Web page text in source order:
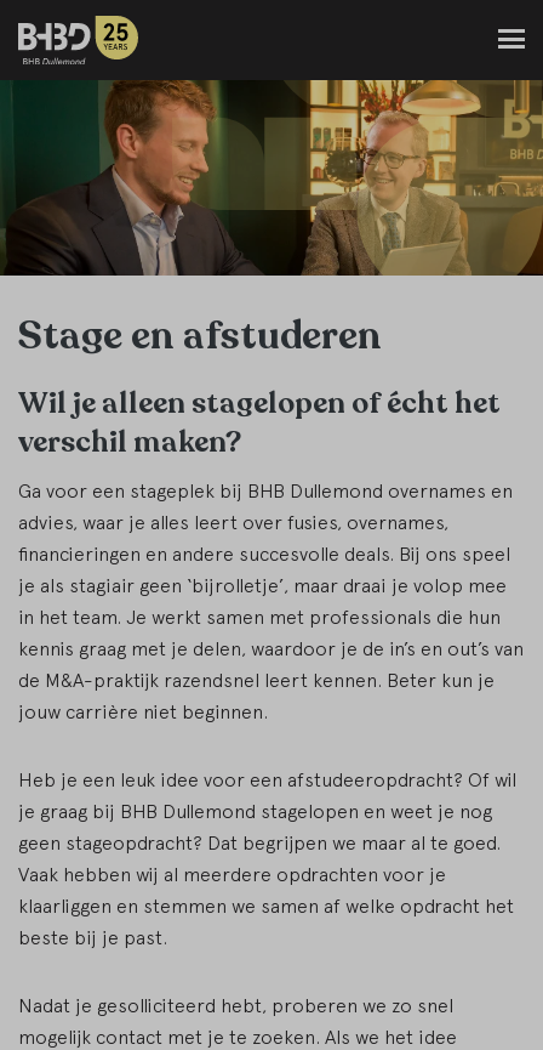
Stage en afstuderen
Wil je alleen stagelopen of écht het
verschil maken?
Ga voor een stageplek bij BHB Dullemond overnames en
advies, waar je alles leert over fusies, overnames,
financieringen en andere succesvolle deals. Bij ons speel
je als stagiair geen ‘bijrolletje’, maar draai je volop mee
in het team. Je werkt samen met professionals die hun
kennis graag met je delen, waardoor je de in’s en out’s van
de M&A-praktijk razendsnel leert kennen. Beter kun je
jouw carrière niet beginnen.
Heb je een leuk idee voor een afstudeeropdracht? Of wil
je graag bij BHB Dullemond stagelopen en weet je nog
geen stageopdracht? Dat begrijpen we maar al te goed.
Vaak hebben wij al meerdere opdrachten voor je
klaarliggen en stemmen we samen af welke opdracht het
beste bij je past.
Nadat je gesolliciteerd hebt, proberen we zo snel
mogelijk contact met je te zoeken. Als we het idee